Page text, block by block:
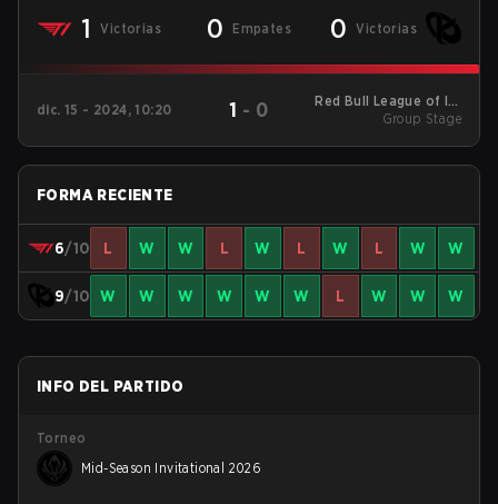
1 Victorias 0 Empates 0 Victorias
dic. 15 - 2024, 10:20 1 - 0
Red Bull League of Its
Own 2024 Group
Group Stage
FORMA RECIENTE
6/10 L W W L W L W L W W
9/10 W W W W W W L W W W
INFO DEL PARTIDO
Torneo
Mid-Season Invitational 2026